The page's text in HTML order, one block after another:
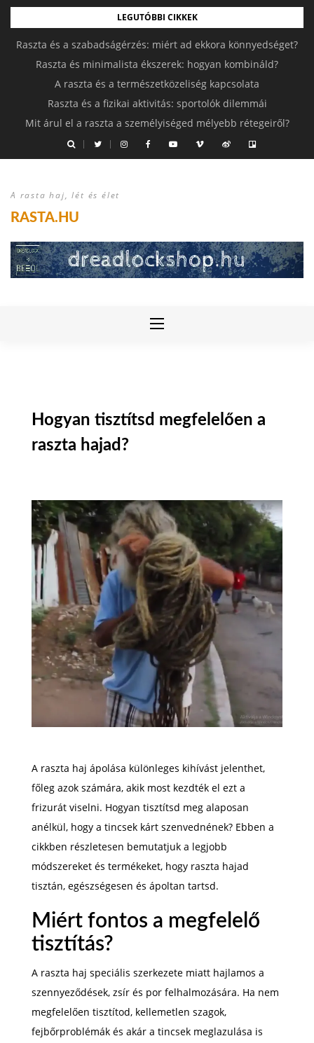
LEGUTÓBBI CIKKEK
Raszta és a szabadságérzés: miért ad ekkora könnyedséget?
Raszta és minimalista ékszerek: hogyan kombináld?
A raszta és a természetközeliség kapcsolata
Raszta és a fizikai aktivitás: sportolók dilemmái
Mit árul el a raszta a személyiséged mélyebb rétegeiről?
A rasta haj, lét és élet
RASTA.HU
Hogyan tisztítsd megfelelően a
raszta hajad?
A raszta haj ápolása különleges kihívást jelenthet,
főleg azok számára, akik most kezdték el ezt a
frizurát viselni. Hogyan tisztítsd meg alaposan
anélkül, hogy a tincsek kárt szenvednének? Ebben a
cikkben részletesen bemutatjuk a legjobb
módszereket és termékeket, hogy raszta hajad
tisztán, egészségesen és ápoltan tartsd.
Miért fontos a megfelelő
tisztítás?
A raszta haj speciális szerkezete miatt hajlamos a
szennyeződések, zsír és por felhalmozására. Ha nem
megfelelően tisztítod, kellemetlen szagok,
fejbőrproblémák és akár a tincsek meglazulása is